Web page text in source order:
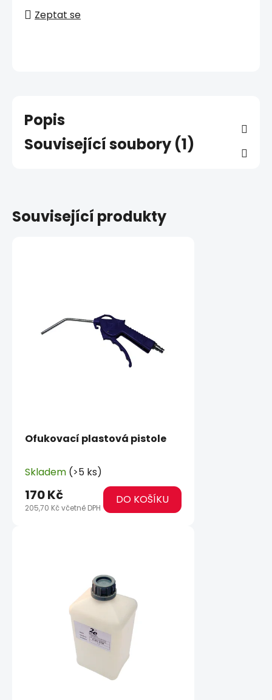
Zeptat se
Popis
Související soubory (1)
Související produkty
Ofukovací plastová pistole
Skladem (>5 ks)
205,70 Kč včetně DPH
170 Kč DO KOŠÍKU